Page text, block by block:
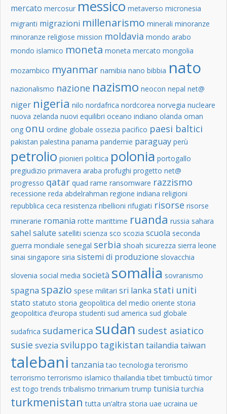
mercato mercosur messico metaverso micronesia
migranti migrazioni millenarismo minerali minoranze
minoranze religiose mission moldavia mondo arabo
mondo islamico moneta moneta mercato mongolia
mozambico myanmar namibia nano bibbia nato
nazionalismo nazione nazismo neocon nepal net@
niger nigeria nilo nordafrica nordcorea norvegia nucleare
nuova zelanda nuovi equilibri oceano indiano olanda oman
ong onu ordine globale ossezia pacifico paesi baltici
pakistan palestina panama pandemie paraguay perù
petrolio pionieri politica polonia portogallo
pregiudizio primavera araba profughi progetto net@
progresso qatar quad rame ransomware razzismo
recessione reda abdelrahman regione indiana religioni
repubblica ceca resistenza ribellioni rifugiati risorse risorse
minerarie romania rotte marittime ruanda russia sahara
sahel salute satelliti scienza sco scozia scuola seconda
guerra mondiale senegal serbia shoah sicurezza sierra leone
sinai singapore siria sistemi di produzione slovacchia
slovenia social media società somalia sovranismo
spagna spazio spese militari sri lanka stati uniti
stato statuto storia geopolitica del medio oriente storia
geopolitica d’europa studenti sud america sud globale
sudafrica sudamerica sudan sudest asiatico
susie svezia sviluppo tagikistan tailandia taiwan
talebani tanzania tao tecnologia terorismo
terrorismo terrorismo islamico thailandia tibet timbuctù timor
est togo trends tribalismo trimarium trump tunisia turchia
turkmenistan tutta un’altra storia uae ucraina ue